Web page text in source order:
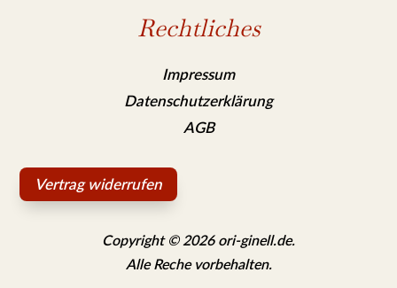
Rechtliches
Impressum
Datenschutzerklärung
AGB
Vertrag widerrufen
Copyright © 2026 ori-ginell.de.
Alle Reche vorbehalten.